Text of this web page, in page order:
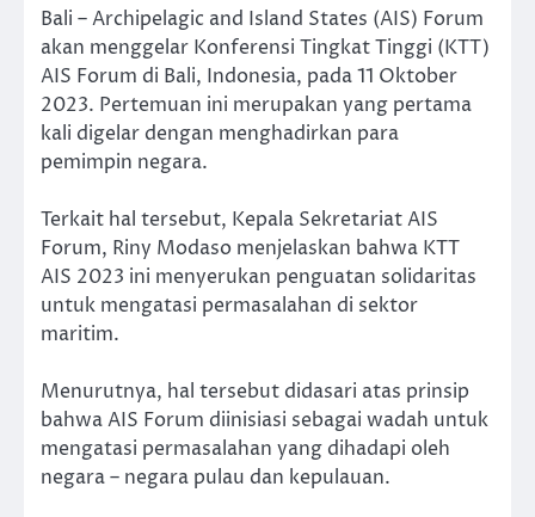
Bali – Archipelagic and Island States (AIS) Forum
akan menggelar Konferensi Tingkat Tinggi (KTT)
AIS Forum di Bali, Indonesia, pada 11 Oktober
2023. Pertemuan ini merupakan yang pertama
kali digelar dengan menghadirkan para
pemimpin negara.
Terkait hal tersebut, Kepala Sekretariat AIS
Forum, Riny Modaso menjelaskan bahwa KTT
AIS 2023 ini menyerukan penguatan solidaritas
untuk mengatasi permasalahan di sektor
maritim.
Menurutnya, hal tersebut didasari atas prinsip
bahwa AIS Forum diinisiasi sebagai wadah untuk
mengatasi permasalahan yang dihadapi oleh
negara – negara pulau dan kepulauan.